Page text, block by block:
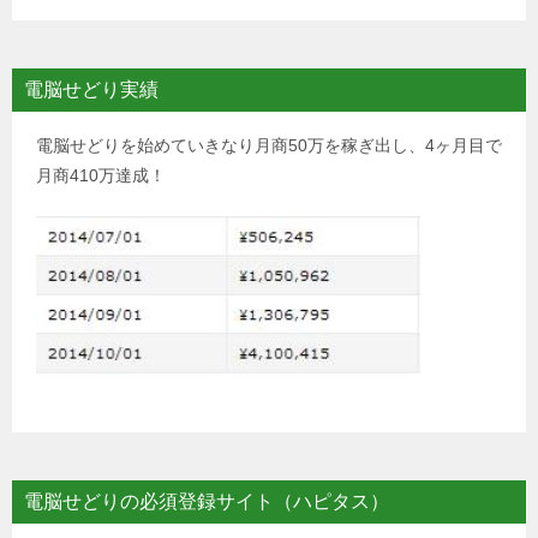
電脳せどり実績
電脳せどりを始めていきなり月商50万を稼ぎ出し、4ヶ月目で
月商410万達成！
電脳せどりの必須登録サイト（ハピタス）